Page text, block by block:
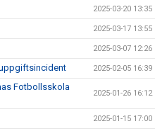
2025-03-20 13:35
2025-03-17 13:55
2025-03-07 12:26
2025-02-05 16:39
Fotbollsskola
2025-01-26 16:12
2025-01-15 17:00